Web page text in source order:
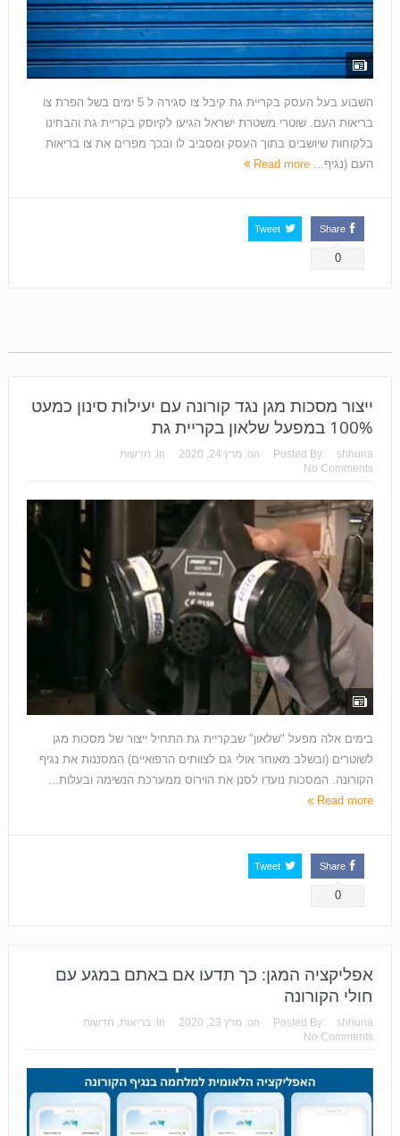
השבוע בעל העסק בקריית גת קיבל צו סגירה ל 5 ימים בשל הפרת צו
בריאות העם. שוטרי משטרת ישראל הגיעו לקיוסק בקריית גת והבחינו
בלקוחות שיושבים בתוך העסק ומסביב לו ובכך מפרים את צו בריאות
העם (נגיף... Read more
Share
0
Tweet
ייצור מסכות מגן נגד קורונה עם יעילות סינון כמעט
100% במפעל שלאון בקריית גת
Posted By: shhuna
on: מרץ 24, 2020 In: חדשות
No Comments
בימים אלה מפעל "שלאון" שבקריית גת התחיל ייצור של מסכות מגן
לשוטרים (ובשלב מאוחר אולי גם לצוותים הרפואיים) המסננות את נגיף
הקורונה. המסכות נועדו לסנן את הוירוס ממערכת הנשימה ובעלות...
Read more
Share
0
Tweet
אפליקציה המגן: כך תדעו אם באתם במגע עם
חולי הקורונה
Posted By: shhuna
on: מרץ 23, 2020 In: בריאות, חדשות
No Comments